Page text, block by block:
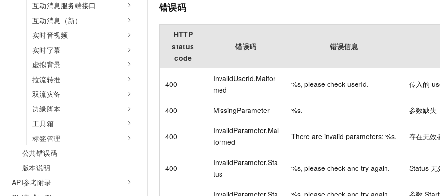
互动消息服务端接口
互动消息（新）
实时音视频
实时字幕
虚拟背景
拉流转推
双流灾备
边缘脚本
工具箱
标签管理
公共错误码
版本说明
API参考附录
错误码
HTTP
status
code
错误码 错误信息
400
InvalidUserId.Malfor
med
%s, please check userId. 传入的
400 MissingParameter %s. 参数缺失
400
InvalidParameter.Mal
formed
There are invalid parameters: %s. 存在无效
400
InvalidParameter.Sta
tus
%s, please check and try again. Status 无